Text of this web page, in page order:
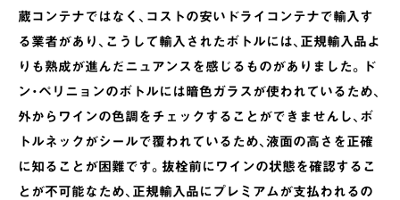
蔵コンテナではなく、コストの安いドライコンテナで輸入す
る業者があり、こうして輸入されたボトルには、正規輸入品よ
りも熟成が進んだニュアンスを感じるものがありました。ド
ン・ペリニョンのボトルには暗色ガラスが使われているため、
外からワインの色調をチェックすることができませんし、ボ
トルネックがシールで覆われているため、液面の高さを正確
に知ることが困難です。抜栓前にワインの状態を確認するこ
とが不可能なため、正規輸入品にプレミアムが支払われるの